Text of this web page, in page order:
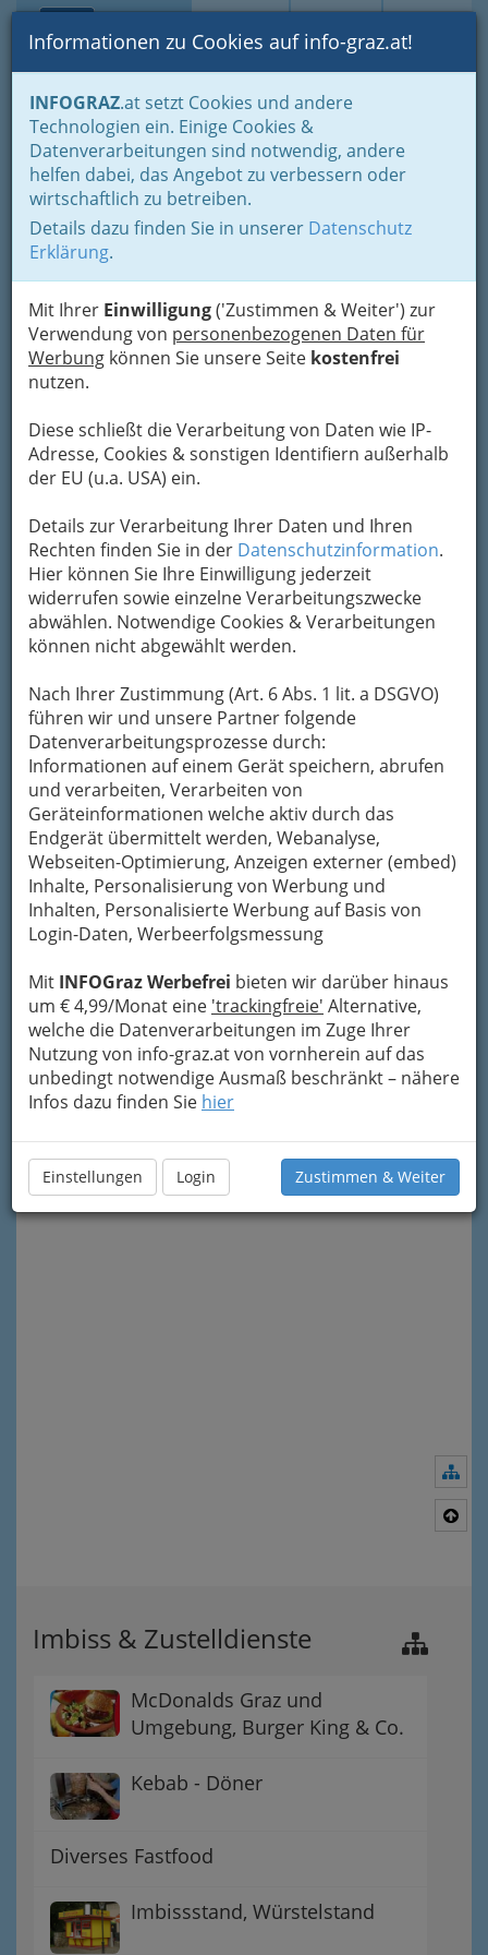
Suche Login Toggle
Informationen zu Cookies auf info-graz.at!
INFOGRAZ.at setzt Cookies und andere
Technologien ein. Einige Cookies &
Datenverarbeitungen sind notwendig, andere
helfen dabei, das Angebot zu verbessern oder
wirtschaftlich zu betreiben.
Details dazu finden Sie in unserer Datenschutz
Erklärung.
Mit Ihrer Einwilligung('Zustimmen & Weiter') zur
Verwendung von personenbezogenen Daten für
Werbung können Sie unsere Seite kostenfrei
nutzen.
Diese schließt die Verarbeitung von Daten wie IP-
Adresse, Cookies & sonstigen Identifiern außerhalb
der EU (u.a. USA) ein.
Details zur Verarbeitung Ihrer Daten und Ihren
Rechten finden Sie in der Datenschutzinformation.
Hier können Sie Ihre Einwilligung jederzeit
widerrufen sowie einzelne Verarbeitungszwecke
abwählen. Notwendige Cookies & Verarbeitungen
können nicht abgewählt werden.
Nach Ihrer Zustimmung (Art. 6 Abs. 1 lit. a DSGVO)
führen wir und unsere Partner folgende
Datenverarbeitungsprozesse durch:
Informationen auf einem Gerät speichern, abrufen
und verarbeiten, Verarbeiten von
Geräteinformationen welche aktiv durch das
Endgerät übermittelt werden, Webanalyse,
Webseiten-Optimierung, Anzeigen externer (embed)
Inhalte, Personalisierung von Werbung und
Inhalten, Personalisierte Werbung auf Basis von
Login-Daten, Werbeerfolgsmessung
Mit INFOGraz Werbefrei bieten wir darüber hinaus
um € 4,99/Monat eine 'trackingfreie' Alternative,
welche die Datenverarbeitungen im Zuge Ihrer
Nutzung von info-graz.at von vornherein auf das
unbedingt notwendige Ausmaß beschränkt – nähere
Infos dazu finden Sie hier
Einstellungen Login Zustimmen & Weiter
Home Gastronomie
Imbiss & Zustelldienste
Essen auf Rädern
Essen auf Rädern
Insbesonderefür ältere oder pflegebedürftige
Menschen
zu beschwerlich ist oder nicht zugemutet
werden kann, ist dieser Service von sozialen
Einrichtungen, Wohlfahrtsverbänden,
Hilfsorganisationen oder Privatunternehmen
eine große Erleichterung, da sie so auf
in der Woche eine warme Mahlzeit bis an die
Wohnungstür oder in manchen Fällen auch
bis in die Wohnung geliefert
auf bestimmte Ernährungsvorlieben und
Diätregelungen wird Rücksicht genommen und
so kann der Speiseplan individuell angepasst
werden.
Während Essen auf Rädern von manchen
Einrichtungenausschließlich für ältere oder
pflegebedürftige Menschenangeboten wird,
auch für andereanbieten, die aufgrund ihrer
Arbeitssituation vielleicht keine Zeit zum
Einkaufen und Kochen haben, aber trotzdem
nicht auf eine gesunde und ausgewogene
Ernährung verzichten wollen.
Bezirksauswahl
Alle Bezirke
Essen Zuhause Volkshilfe
Georgigasse 2, 8020 Graz
+43 316 577 622 - 17
+43 316 577 622 - 10
Karte & Routenplaner
Eintrag ändern
Öffnungszeiten
Kategorien
Imbiss & Zustelldienste
McDonalds Graz und
Umgebung, Burger King & Co.
Kebab - Döner
Diverses Fastfood
Imbissstand, Würstelstand